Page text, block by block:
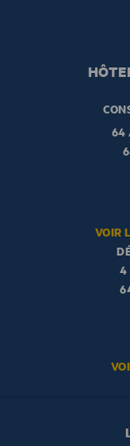
64
VOIR
4